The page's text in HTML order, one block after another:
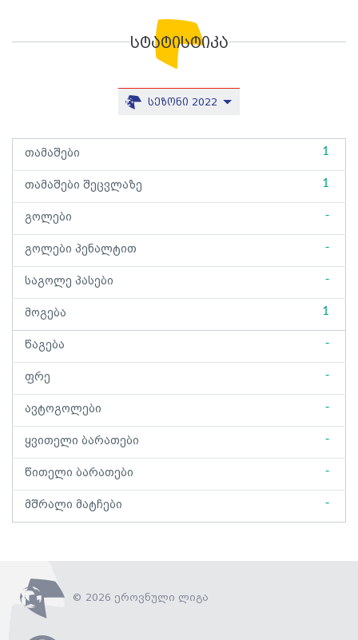
სტატისტიკა
სეზონი 2022
თამაშები 1
თამაშები შეცვლაზე 1
გოლები -
გოლები პენალტით -
საგოლე პასები -
მოგება 1
წაგება -
ფრე -
ავტოგოლები -
ყვითელი ბარათები -
წითელი ბარათები -
მშრალი მატჩები -
© 2026 ეროვნული ლიგა